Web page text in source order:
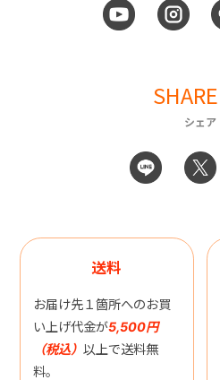
SHARE
シェア
送料
お届け先１箇所へのお買
い上げ代金が5,500円
（税込） 以上で送料無
料。